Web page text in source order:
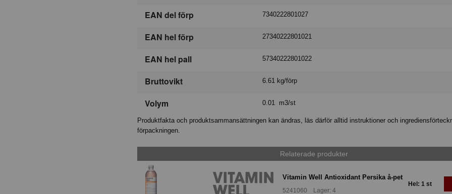
EAN del förp 7340222801027
EAN hel förp 27340222801021
EAN hel pall 57340222801022
Bruttovikt 6.61 kg/förp
Volym 0.01 m3/st
Produktfakta och produktsammansättningen kan ändras, läs därför alltid instruktioner och
förpackningen.
Relaterade produkter
Vitamin Well Antioxidant Persika å-pet
5241060 Lager: 4
Hel: 1 st